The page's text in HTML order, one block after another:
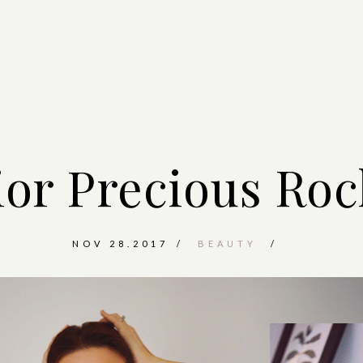
Precious
NOV 28.2017 BEAUTY